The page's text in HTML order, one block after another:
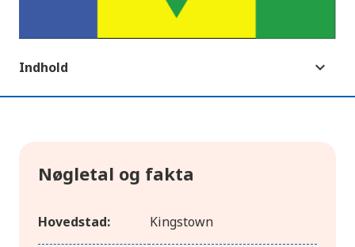
Indhold
Nøgletal og fakta
Hovedstad: Kingstown